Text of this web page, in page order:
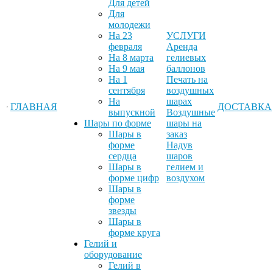
ГЛАВНАЯ
Для детей
Для
молодежи
На 23
февраля
На 8 марта
На 9 мая
На 1
сентября
На
выпускной
Шары по форме
Шары в
форме
сердца
Шары в
форме цифр
Шары в
форме
звезды
Шары в
форме круга
Гелий и
оборудование
Гелий в
УСЛУГИ
Аренда
гелиевых
баллонов
Печать на
воздушных
шарах
Воздушные
шары на
заказ
Надув
шаров
гелием и
воздухом
ДОСТАВКА